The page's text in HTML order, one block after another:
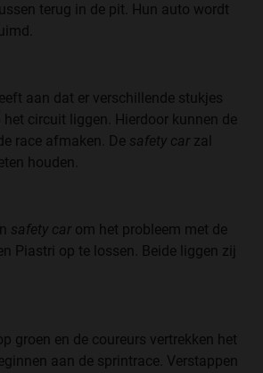
terug in de pit. Hun auto wordt
aan dat er verschillende stukjes
circuit liggen. Hierdoor kunnen de
race afmaken. De safety car zal
houden.
safety car om het probleem met de
Piastri op te lossen. Beide liggen zij
groen en de coureurs vertrekken het
aan de sprintrace. Verstappen